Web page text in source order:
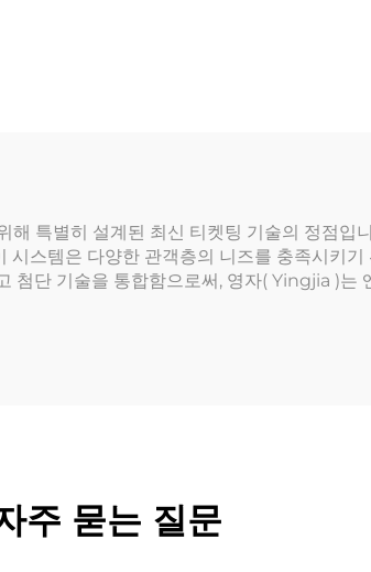
특별히 설계된 최신 티켓팅 기술의 정점입
스템은 다양한 관객층의 니즈를 충족시키
첨단 기술을 통합함으로써, 영자( Yingjia )는
주 묻는 질문